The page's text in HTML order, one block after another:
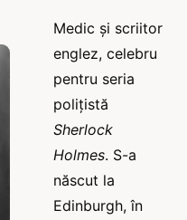
Medic și scriitor
englez, celebru
pentru seria
polițistă
Sherlock
Holmes. S-a
născut la
Edinburgh, în